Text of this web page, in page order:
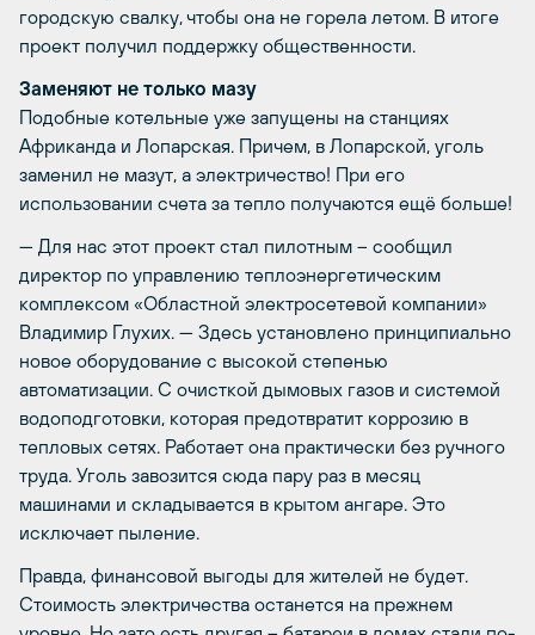
городскую свалку, чтобы она не горела летом. В итоге
проект получил поддержку общественности.
Заменяют не только мазу
Подобные котельные уже запущены на станциях
Африканда и Лопарская. Причем, в Лопарской, уголь
заменил не мазут, а электричество! При его
использовании счета за тепло получаются ещё больше!
— Для нас этот проект стал пилотным – сообщил
директор по управлению теплоэнергетическим
комплексом «Областной электросетевой компании»
Владимир Глухих. — Здесь установлено принципиально
новое оборудование с высокой степенью
автоматизации. С очисткой дымовых газов и системой
водоподготовки, которая предотвратит коррозию в
тепловых сетях. Работает она практически без ручного
труда. Уголь завозится сюда пару раз в месяц
машинами и складывается в крытом ангаре. Это
исключает пыление.
Правда, финансовой выгоды для жителей не будет.
Стоимость электричества останется на прежнем